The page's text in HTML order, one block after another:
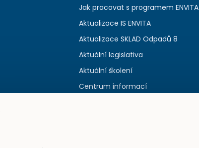
Jak pracovat s programem ENVITA
Aktualizace IS ENVITA
Aktualizace SKLAD Odpadů 8
Aktuální legislativa
Aktuální školení
Centrum informací